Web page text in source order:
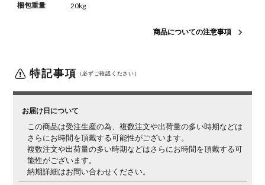
梱包重量 20kg
商品についての注意事項
特記事項 （必ずご確認ください）
お届け日について
この商品は受注生産の為、複数注文や出荷量の多い時期などは
さらにお時間を頂戴する可能性がございます。
複数注文や出荷量の多い時期などはさらにお時間を頂戴する可
能性がございます。
納期詳細はお問い合わせください。